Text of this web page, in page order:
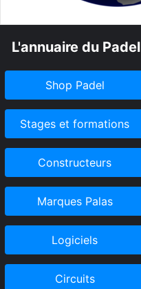
L'annuaire du Padel
Shop Padel
Stages et formations
Constructeurs
Marques Palas
Logiciels
Circuits